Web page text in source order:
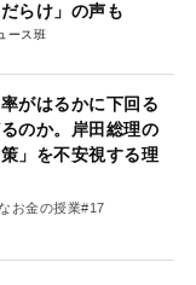
らけ」の声も
ース班
がはるかに下回る
のか。岸田総理の
」を不安視する理
お金の授業#17